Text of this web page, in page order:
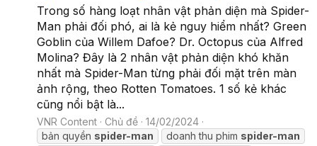
Trong số hàng loạt nhân vật phản diện mà Spider-
Man phải đối phó, ai là kẻ nguy hiểm nhất? Green
Goblin của Willem Dafoe? Dr. Octopus của Alfred
Molina? Đây là 2 nhân vật phản diện khó khăn
nhất mà Spider-Man từng phải đối mặt trên màn
ảnh rộng, theo Rotten Tomatoes. 1 số kẻ khác
cũng nổi bật là...
VNR Content Chủ đề
14/02/2024
bản quyền spider-man doanh thu phim spider-man